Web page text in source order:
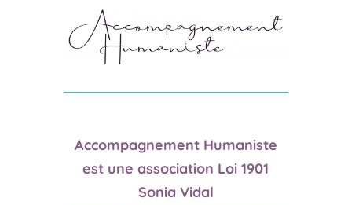
Accompagnement Humaniste
est une association Loi 1901
Sonia Vidal